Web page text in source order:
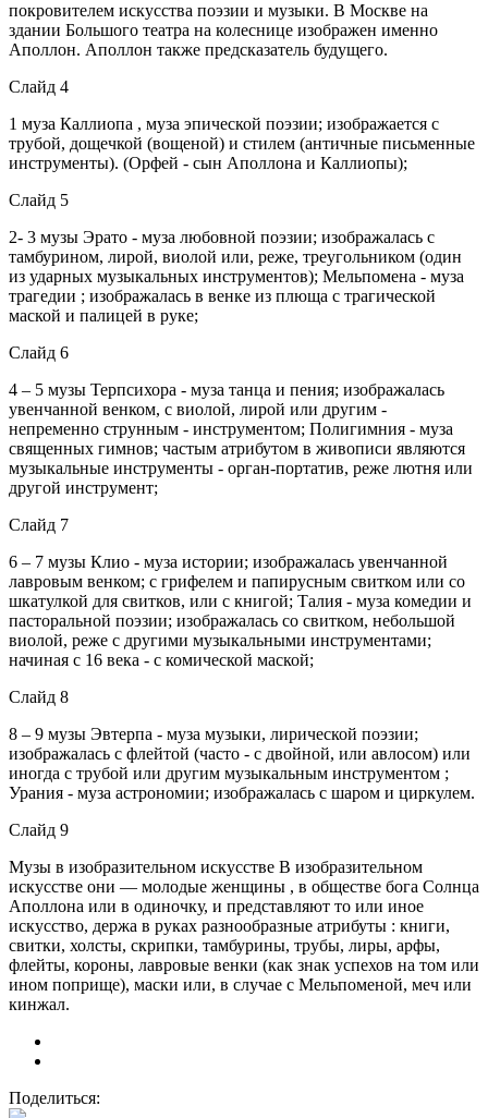
покровителем искусства поэзии и музыки. В Москве на
здании Большого театра на колеснице изображен именно
Аполлон. Аполлон также предсказатель будущего.
Слайд 4
1 муза Каллиопа , муза эпической поэзии; изображается с
трубой, дощечкой (вощеной) и стилем (античные письменные
инструменты). (Орфей - сын Аполлона и Каллиопы);
Слайд 5
2- 3 музы Эрато - муза любовной поэзии; изображалась с
тамбурином, лирой, виолой или, реже, треугольником (один
из ударных музыкальных инструментов); Мельпомена - муза
трагедии ; изображалась в венке из плюща с трагической
маской и палицей в руке;
Слайд 6
4 – 5 музы Терпсихора - муза танца и пения; изображалась
увенчанной венком, с виолой, лирой или другим -
непременно струнным - инструментом; Полигимния - муза
священных гимнов; частым атрибутом в живописи являются
музыкальные инструменты - орган-портатив, реже лютня или
другой инструмент;
Слайд 7
6 – 7 музы Клио - муза истории; изображалась увенчанной
лавровым венком; с грифелем и папирусным свитком или со
шкатулкой для свитков, или с книгой; Талия - муза комедии и
пасторальной поэзии; изображалась со свитком, небольшой
виолой, реже с другими музыкальными инструментами;
начиная с 16 века - c комической маской;
Слайд 8
8 – 9 музы Эвтерпа - муза музыки, лирической поэзии;
изображалась с флейтой (часто - с двойной, или авлосом) или
иногда с трубой или другим музыкальным инструментом ;
Урания - муза астрономии; изображалась с шаром и циркулем.
Слайд 9
Музы в изобразительном искусстве В изобразительном
искусстве они — молодые женщины , в обществе бога Солнца
Аполлона или в одиночку, и представляют то или иное
искусство, держа в руках разнообразные атрибуты : книги,
свитки, холсты, скрипки, тамбурины, трубы, лиры, арфы,
флейты, короны, лавровые венки (как знак успехов на том или
ином поприще), маски или, в случае с Мельпоменой, меч или
кинжал.
Поделиться: